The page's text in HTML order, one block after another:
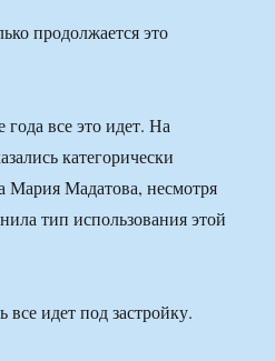
продолжается это
все это идет. На
категорически
Мария Мадатова, несмотря
тип использования этой
все идет под застройку.